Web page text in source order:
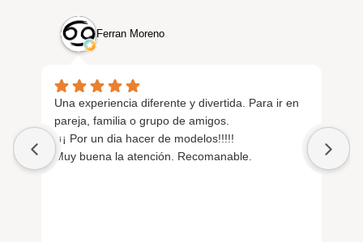
Ferran Moreno
Una experiencia diferente y divertida. Para ir en
pareja, familia o grupo de amigos.
¡¡¡ Por un dia hacer de modelos!!!!!
Muy buena la atención. Recomanable.